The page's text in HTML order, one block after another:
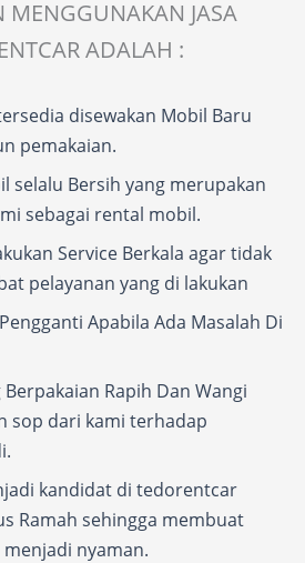
MENGGUNAKAN JASA
ADALAH :
disewakan Mobil Baru
pemakaian.
selalu Bersih yang merupakan
sebagai rental mobil.
Service Berkala agar tidak
pelayanan yang di lakukan
Apabila Ada Masalah Di
Berpakaian Rapih Dan Wangi
sop dari kami terhadap
kandidat di tedorentcar
Ramah sehingga membuat
nyaman.